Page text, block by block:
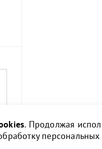
. Продолжая